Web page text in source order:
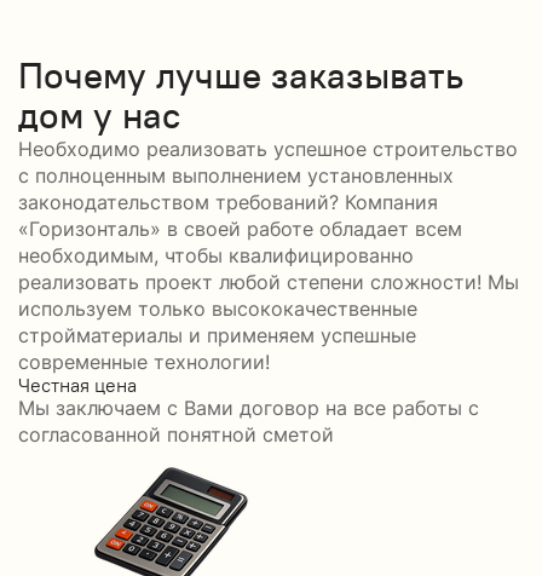
Почему лучше заказывать
дом у нас
Необходимо реализовать успешное строительство
с полноценным выполнением установленных
законодательством требований? Компания
«Горизонталь» в своей работе обладает всем
необходимым, чтобы квалифицированно
реализовать проект любой степени сложности! Мы
используем только высококачественные
стройматериалы и применяем успешные
современные технологии!
Честная цена
Мы заключаем с Вами договор на все работы с
согласованной понятной сметой